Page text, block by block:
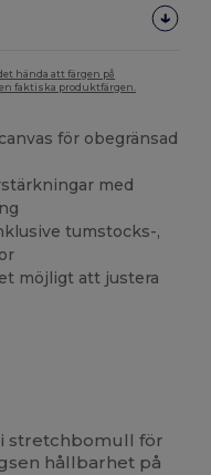
hända att färgen på
faktiska produktfärgen.
för obegränsad
med
tumstocks-,
möjligt att justera
stretchbomull för
hållbarhet på